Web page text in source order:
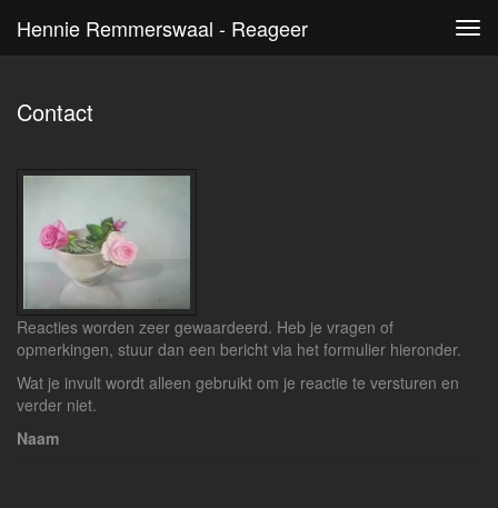
Hennie Remmerswaal - Reageer
Contact
Reacties worden zeer gewaardeerd. Heb je vragen of
opmerkingen, stuur dan een bericht via het formulier hieronder.
Wat je invult wordt alleen gebruikt om je reactie te versturen en
verder niet.
Naam